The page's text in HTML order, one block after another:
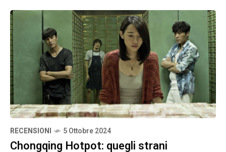
RECENSIONI 5 Ottobre 2024
Chongqing Hotpot: quegli strani